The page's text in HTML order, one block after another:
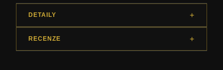
DETAILY
RECENZE